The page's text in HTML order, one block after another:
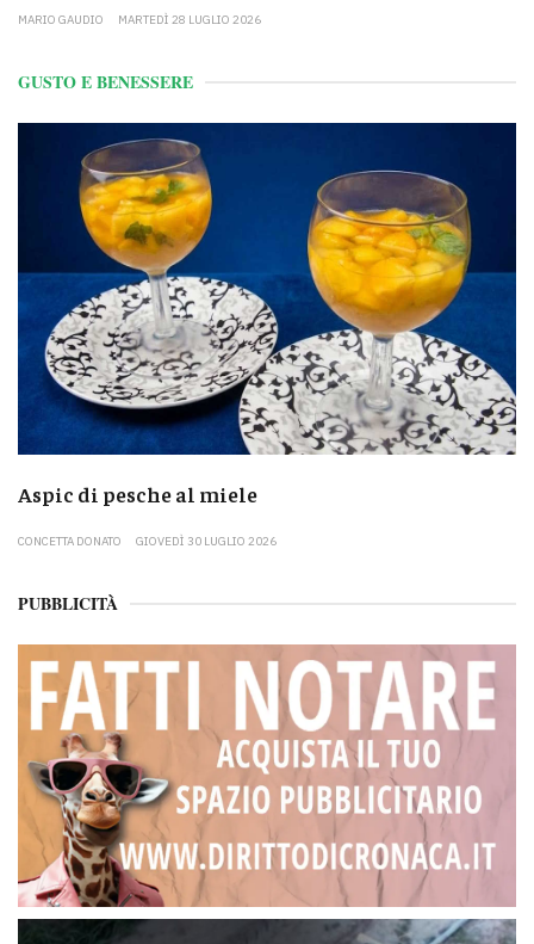
MARIO GAUDIO MARTEDÌ 28 LUGLIO 2026
GUSTO E BENESSERE
Aspic di pesche al miele
CONCETTA DONATO GIOVEDÌ 30 LUGLIO 2026
PUBBLICITÀ